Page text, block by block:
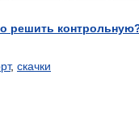
решить
, скачки